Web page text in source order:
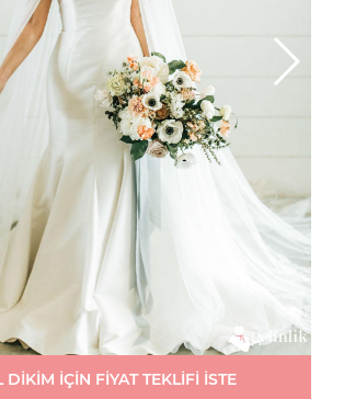
DİKİM İÇİN FİYAT TEKLİFİ İSTE